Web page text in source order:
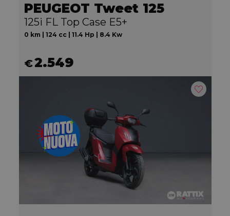
PEUGEOT Tweet 125
125i FL Top Case E5+
0 km | 124 cc | 11.4 Hp | 8.4 Kw
€2.549